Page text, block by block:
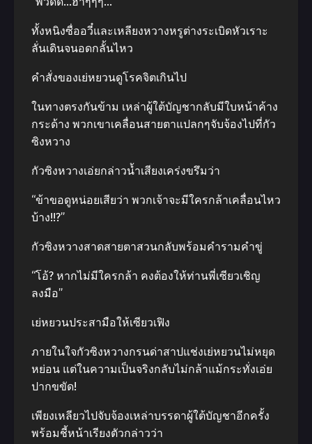
ทั้งหนิงซื่ออวี๋และเหลียงหวางหรูต่างระเบิดหัวเราะ
ลั่นเดินจนอดกลั้นไหว
คำสั่งของเย่หยวนดูโรคจิตเกินไป
ในทางตรงกันข้าม เหล่าผู้ใต้บัญชากลับมีใบหน้าค้าง
กระด้าง พวกเขาเคลื่อนสายตาแปลกๆจับจ้องไปที่กัว
ซิงหวาง
กัวซิงหวางเอ่ยกล่าวน้ำเสียงเคร่งขรึมว่า
“ข้าขอดูหน่อยเสียว่า พวกเจ้าจะมีใครกล้าเคลื่อนไหว
บ้าง!!?”
กัวซิงหวางสาดสายตาสวนกลับพร้อมคำรามคำขู่
“โอ้? หากไม่มีใครกล้า คงต้องให้ท่านพี่เซียวเชิญ
ลงมือ”
เย่หยวนประสามือให้เซียวเฟิง
ภายในใจกัวซิงหวางกรนด่าสาปแช่งเย่หยวนไม่หยุด
หย่อน แต่ในความเป็นจริงกลับไม่กล้าแม้กระทั่งเอ่ย
ปากขขัด!
เพียงเหลียวไปจับจ้องเหล่าบรรดาผู้ใต้บัญชาอีกครั้ง
พร้อมชี้หน้าเรียงตัวกล่าวว่า